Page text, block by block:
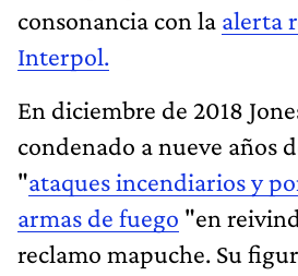
consonancia con la alerta
Interpol.
En diciembre de 2018
condenado a nueve años
"ataques incendiarios y
armas de fuego "en
reclamo mapuche. Su